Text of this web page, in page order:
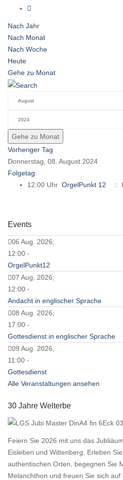
Nach Jahr
Nach Monat
Nach Woche
Heute
Gehe zu Monat
Gehe zu Monat
Vorheriger Tag
Donnerstag, 08. August 2024
Folgetag
12:00 Uhr OrgelPunkt 12 ::
Events
06 Aug. 2026;
12:00 -
OrgelPunkt12
07 Aug. 2026;
12:00 -
Andacht in englischer Sprache
08 Aug. 2026;
17:00 -
Gottesdienst in englischer Sprache
09 Aug. 2026;
11:00 -
Gottesdienst
Alle Veranstaltungen ansehen
30 Jahre Welterbe
Feiern Sie 2026 mit uns das
Eisleben und Wittenberg. Erleben
authentischen Orten, begegnen Sie
Melanchthon und freuen Sie sich auf